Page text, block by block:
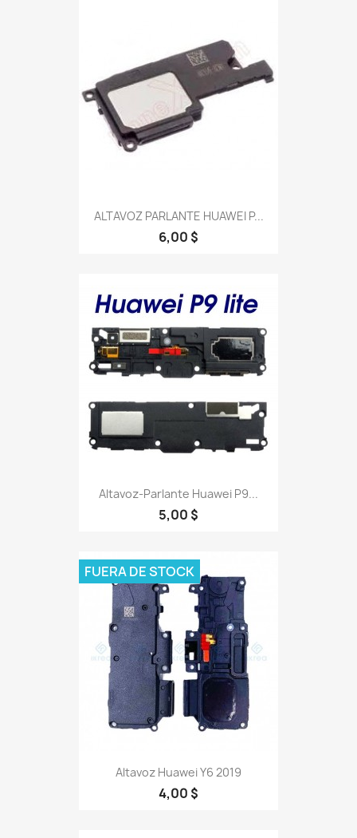
ALTAVOZ PARLANTE HUAWEI P...
6,00 $
Altavoz-Parlante Huawei P9...
5,00 $
Altavoz Huawei Y6 2019
4,00 $
FUERA DE STOCK